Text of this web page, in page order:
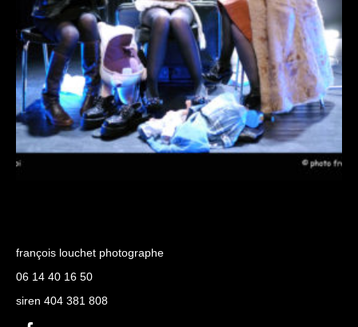
françois louchet photographe
06 14 40 16 50
siren 404 381 808